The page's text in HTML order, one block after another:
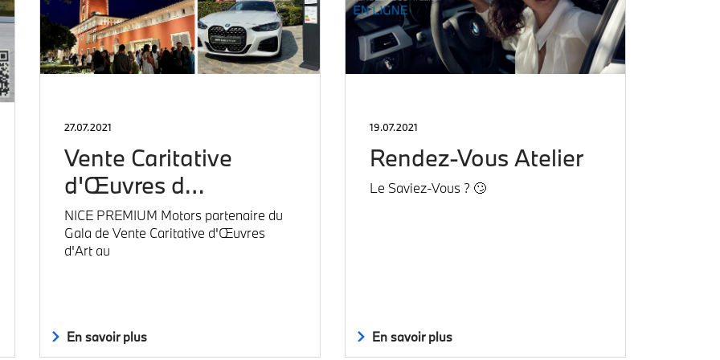
27.07.2021
Vente Caritative
d'Œuvres d…
NICE PREMIUM Motors partenaire du
Gala de Vente Caritative d'Œuvres
d'Art au
En savoir plus
19.07.2021
Rendez-Vous Atelier
Le Saviez-Vous ? 🙄
En savoir plus